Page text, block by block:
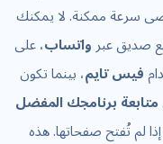
سرعة ممكنة. لا يمكنك
صديق عبرواتساب، على
فيس تايم، بينما تكون
متابعة برنامجك المفضل
إذا لم تُفتح صفحاتها. هذه